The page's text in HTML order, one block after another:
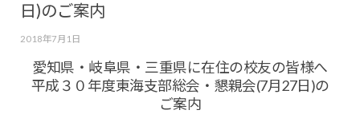
日)のご案内
2018年7月1日
愛知県・岐阜県・三重県に在住の校友の皆様へ
平成３０年度東海支部総会・懇親会(7月27日)の
ご案内